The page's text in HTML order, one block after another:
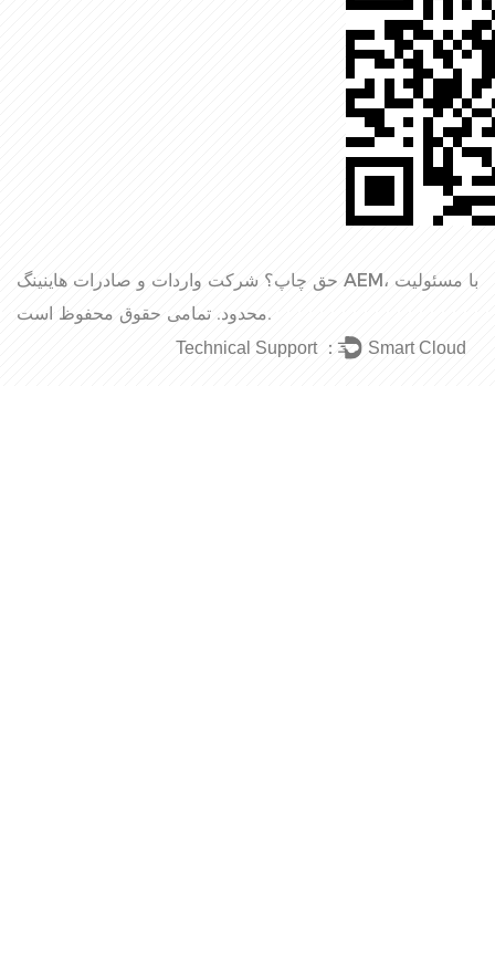
حق چاپ؟ شرکت واردات و صادرات هاینینگ AEM، با مسئولیت
محدود.تمامی حقوق محفوظ است.
Technical Support ： Smart Cloud